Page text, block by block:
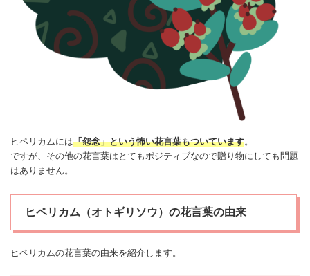
ヒペリカムには「怨念」という怖い花言葉もついています。
ですが、その他の花言葉はとてもポジティブなので贈り物にしても問題
はありません。
ヒペリカム（オトギリソウ）の花言葉の由来
ヒペリカムの花言葉の由来を紹介します。